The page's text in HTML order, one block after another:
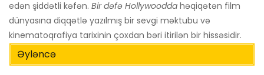
edən şiddətli kəfən. Bir dəfə Hollywoodda həqiqətən film
dünyasına diqqətlə yazılmış bir sevgi məktubu və
kinematoqrafiya tarixinin çoxdan bəri itirilən bir hissəsidir.
Əyləncə